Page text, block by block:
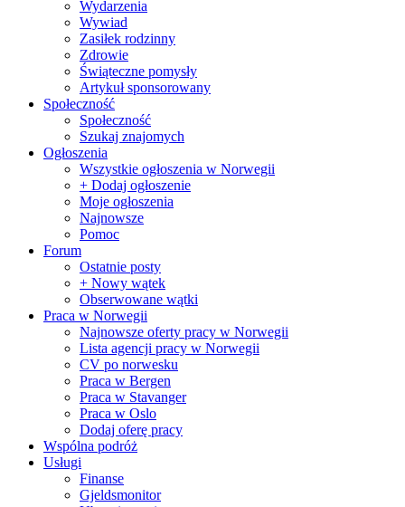
Wydarzenia
Wywiad
Zasiłek rodzinny
Zdrowie
Świąteczne pomysły
Artykuł sponsorowany
Społeczność
Społeczność
Szukaj znajomych
Ogłoszenia
Wszystkie ogłoszenia w Norwegii
+ Dodaj ogłoszenie
Moje ogłoszenia
Najnowsze
Pomoc
Forum
Ostatnie posty
+ Nowy wątek
Obserwowane wątki
Praca w Norwegii
Najnowsze oferty pracy w Norwegii
Lista agencji pracy w Norwegii
CV po norwesku
Praca w Bergen
Praca w Stavanger
Praca w Oslo
Dodaj oferę pracy
Wspólna podróż
Usługi
Finanse
Gjeldsmonitor